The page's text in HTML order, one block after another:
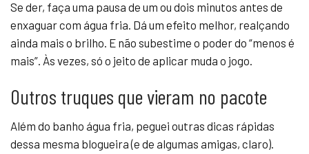
Se der, faça uma pausa de um ou dois minutos antes de
enxaguar com água fria. Dá um efeito melhor, realçando
ainda mais o brilho. E não subestime o poder do “menos é
mais”. Às vezes, só o jeito de aplicar muda o jogo.
Outros truques que vieram no pacote
Além do banho água fria, peguei outras dicas rápidas
dessa mesma blogueira (e de algumas amigas, claro).